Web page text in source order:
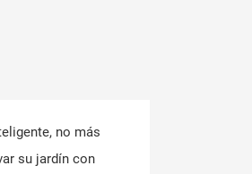
no más
su jardín con